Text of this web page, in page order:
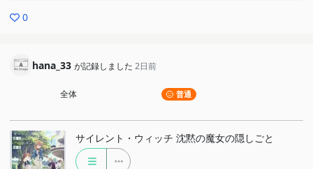
0
hana_33 が記録しました 2日前
全体 普通
サイレント・ウィッチ 沈黙の魔女の隠しごと